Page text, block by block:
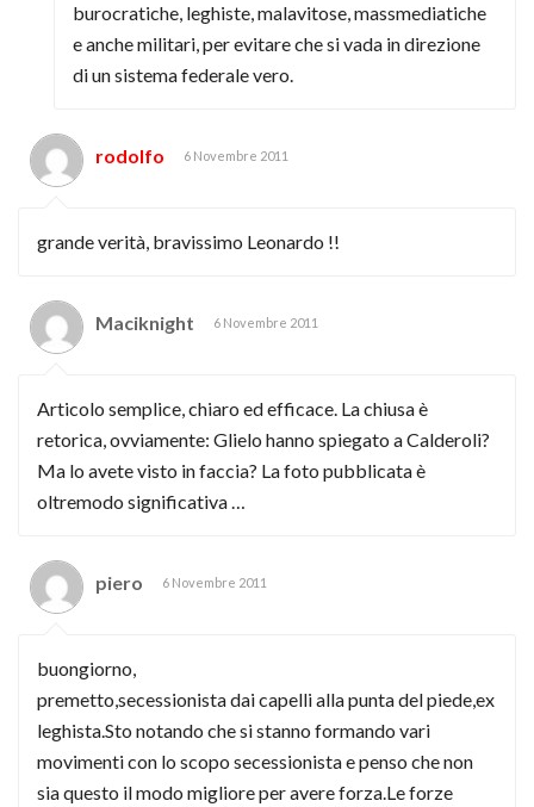
burocratiche, leghiste, malavitose, massmediatiche
e anche militari, per evitare che si vada in direzione
di un sistema federale vero.
rodolfo 6 Novembre 2011
grande verità, bravissimo Leonardo !!
Maciknight 6 Novembre 2011
Articolo semplice, chiaro ed efficace. La chiusa è
retorica, ovviamente: Glielo hanno spiegato a Calderoli?
Ma lo avete visto in faccia? La foto pubblicata è
oltremodo significativa …
piero 6 Novembre 2011
buongiorno,
premetto,secessionista dai capelli alla punta del piede,ex
leghista.Sto notando che si stanno formando vari
movimenti con lo scopo secessionista e penso che non
sia questo il modo migliore per avere forza.Le forze